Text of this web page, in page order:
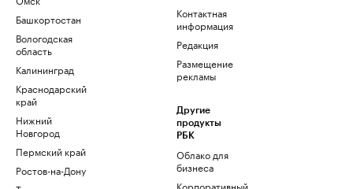
Башкортостан
Вологодская
область
Калининград
Краснодарский
край
Нижний
Новгород
Пермский край
Ростов-на-Дону
Контактная
информация
Редакция
Размещение
рекламы
Другие
продукты
РБК
Облако для
бизнеса
Корпоративный